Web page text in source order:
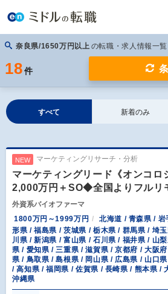
奈良県/1650万円以上 の転職・求人情報一覧
18 件
すべて 新着のみ
NEW マーケティングリサーチ・分析
マーケティングリード《オンコ
2,000万円＋SO◆全国よりフルリ
外資系バイオファーマ
1800万円～1999万円
北海道 / 青森県 /
形県 / 福島県 / 茨城県 / 栃木県 / 群馬県 / 埼
川県 / 新潟県 / 富山県 / 石川県 / 福井県 / 山
県 / 愛知県 / 三重県 / 滋賀県 / 京都府 / 大阪
県 / 鳥取県 / 島根県 / 岡山県 / 広島県 / 山口
/ 高知県 / 福岡県 / 佐賀県 / 長崎県 / 熊本県 /
沖縄県